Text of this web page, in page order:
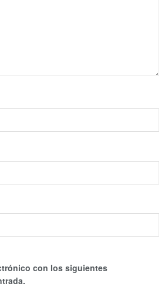
con los siguientes